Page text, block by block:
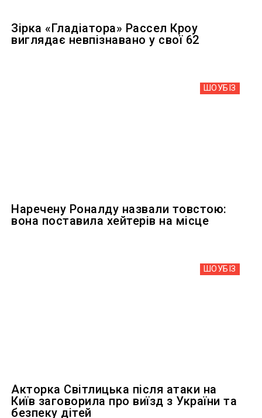
Зірка «Гладіатора» Рассел Кроу
виглядає невпізнавано у свої 62
ШОУБIЗ
Наречену Роналду назвали товстою:
вона поставила хейтерів на місце
ШОУБIЗ
Акторка Світлицька після атаки на
Київ заговорила про виїзд з України та
безпеку дітей